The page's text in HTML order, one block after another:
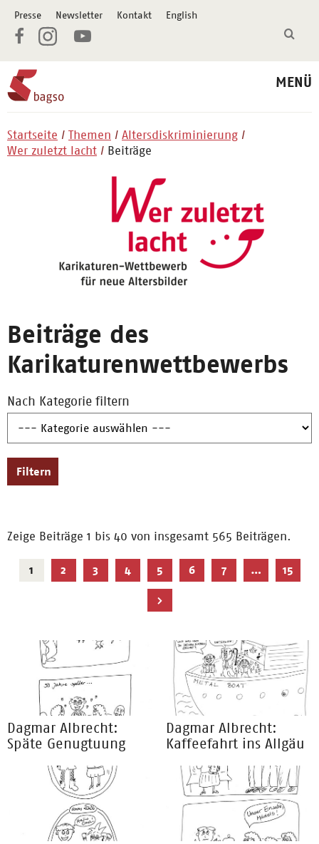
Presse Newsletter Kontakt English
MENÜ
Startseite Themen
Altersdiskriminierung
Wer zuletzt lacht
Beiträge
Beiträge des
Karikaturenwettbewerbs
Nach Kategorie filtern
Filtern
Zeige Beiträge 1 bis 40 von insgesamt 565 Beiträgen.
1 Aktuelle
Seite
2 3 4 5 6 7 … 15
Dagmar Albrecht:
Späte Genugtuung
Dagmar Albrecht:
Kaffeefahrt ins Allgäu